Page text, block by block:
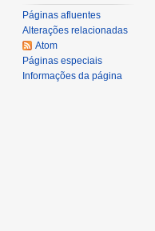
Páginas afluentes
Alterações relacionadas
Atom
Páginas especiais
Informações da página